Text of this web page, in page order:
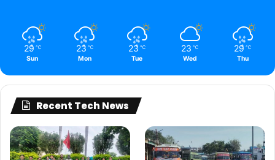
29 ℃
Sun
23 ℃
Mon
23 ℃
Tue
23 ℃
Wed
29 ℃
Thu
Recent Tech News